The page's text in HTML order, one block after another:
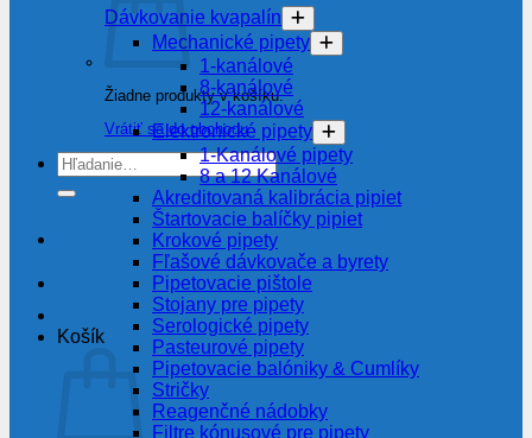
Žiadne produkty v košíku.
Vrátiť sa do obchodu
Hľadať:
Košík
Dávkovanie kvapalín
Mechanické pipety
1-kanálové
8-kanálové
12-kanálové
Elektronické pipety
1-Kanálové pipety
8 a 12 Kanálové
Akreditovaná kalibrácia pipiet
Štartovacie balíčky pipiet
Krokové pipety
Fľašové dávkovače a byrety
Pipetovacie pištole
Stojany pre pipety
Serologické pipety
Pasteurové pipety
Pipetovacie balóniky & Cumlíky
Stričky
Reagenčné nádobky
Filtre kónusové pre pipety